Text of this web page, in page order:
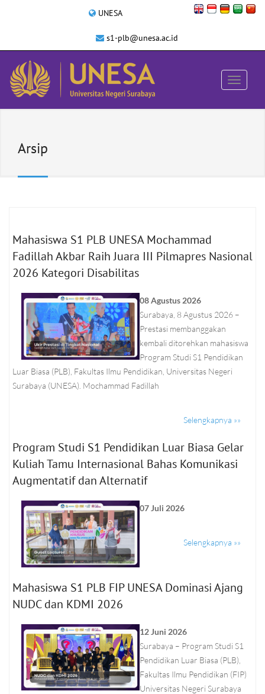
UNESA
s1-plb@unesa.ac.id
Arsip
Mahasiswa S1 PLB UNESA Mochammad
Fadillah Akbar Raih Juara III Pilmapres Nasional
2026 Kategori Disabilitas
08 Agustus 2026
Surabaya, 8 Agustus 2026 –
Prestasi membanggakan
kembali ditorehkan mahasiswa
Program Studi S1 Pendidikan
Luar Biasa (PLB), Fakultas Ilmu Pendidikan, Universitas Negeri
Surabaya (UNESA). Mochammad Fadillah
Selengkapnya »»
Program Studi S1 Pendidikan Luar Biasa Gelar
Kuliah Tamu Internasional Bahas Komunikasi
Augmentatif dan Alternatif
07 Juli 2026
Selengkapnya »»
Mahasiswa S1 PLB FIP UNESA Dominasi Ajang
NUDC dan KDMI 2026
12 Juni 2026
Surabaya – Program Studi S1
Pendidikan Luar Biasa (PLB),
Fakultas Ilmu Pendidikan (FIP)
Universitas Negeri Surabaya